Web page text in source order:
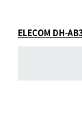
ELECOM DH-